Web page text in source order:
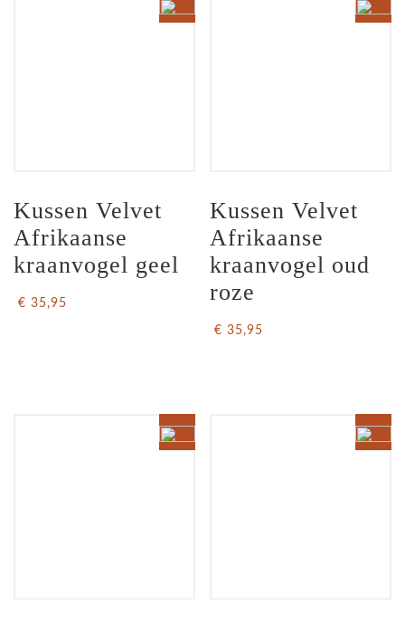
Kussen Velvet
Afrikaanse
kraanvogel geel
€ 35,95
Kussen Velvet
Afrikaanse
kraanvogel oud
roze
€ 35,95